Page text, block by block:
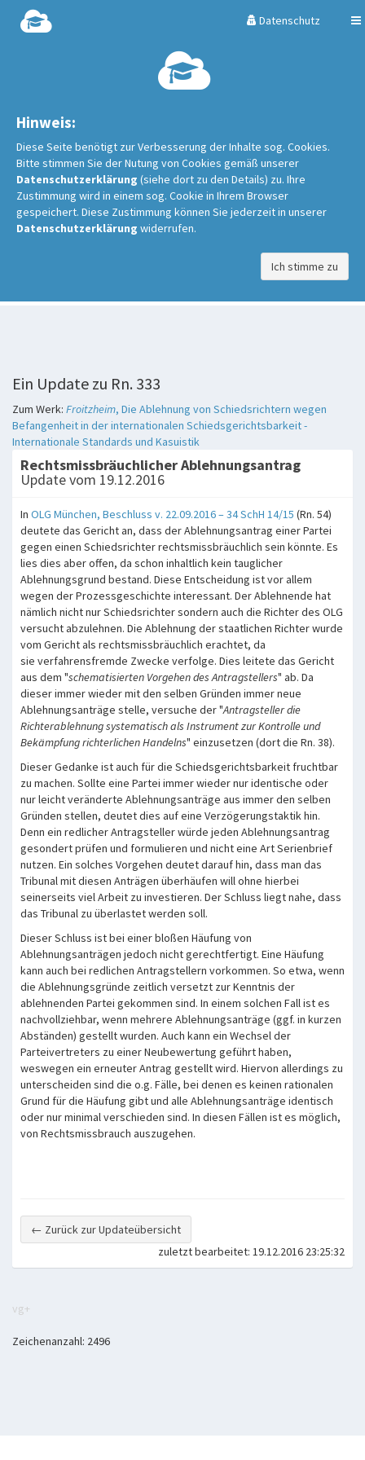
Hinweis:
Diese Seite benötigt zur Verbesserung der Inhalte sog. Cookies.
Bitte stimmen Sie der Nutung von Cookies gemäß unserer
Datenschutzerklärung (siehe dort zu den Details) zu. Ihre
Zustimmung wird in einem sog. Cookie in Ihrem Browser
gespeichert. Diese Zustimmung können Sie jederzeit in unserer
Datenschutzerklärung widerrufen.
Ich stimme zu
Datenschutz
Ein Update zu Rn. 333
Zum Werk: Froitzheim, Die Ablehnung von Schiedsrichtern wegen
Befangenheit in der internationalen Schiedsgerichtsbarkeit -
Internationale Standards und Kasuistik
Rechtsmissbräuchlicher Ablehnungsantrag
Update vom 19.12.2016
In OLG München, Beschluss v. 22.09.2016 – 34 SchH 14/15 (Rn. 54)
deutete das Gericht an, dass der Ablehnungsantrag einer Partei
gegen einen Schiedsrichter rechtsmissbräuchlich sein könnte. Es
lies dies aber offen, da schon inhaltlich kein tauglicher
Ablehnungsgrund bestand. Diese Entscheidung ist vor allem
wegen der Prozessgeschichte interessant. Der Ablehnende hat
nämlich nicht nur Schiedsrichter sondern auch die Richter des OLG
versucht abzulehnen. Die Ablehnung der staatlichen Richter wurde
vom Gericht als rechtsmissbräuchlich erachtet, da
sie verfahrensfremde Zwecke verfolge. Dies leitete das Gericht
aus dem "schematisierten Vorgehen des Antragstellers" ab. Da
dieser immer wieder mit den selben Gründen immer neue
Ablehnungsanträge stelle, versuche der "Antragsteller die
Richterablehnung systematisch als Instrument zur Kontrolle und
Bekämpfung richterlichen Handelns" einzusetzen (dort die Rn. 38).
Dieser Gedanke ist auch für die Schiedsgerichtsbarkeit fruchtbar
zu machen. Sollte eine Partei immer wieder nur identische oder
nur leicht veränderte Ablehnungsanträge aus immer den selben
Gründen stellen, deutet dies auf eine Verzögerungstaktik hin.
Denn ein redlicher Antragsteller würde jeden Ablehnungsantrag
gesondert prüfen und formulieren und nicht eine Art Serienbrief
nutzen. Ein solches Vorgehen deutet darauf hin, dass man das
Tribunal mit diesen Anträgen überhäufen will ohne hierbei
seinerseits viel Arbeit zu investieren. Der Schluss liegt nahe, dass
das Tribunal zu überlastet werden soll.
Dieser Schluss ist bei einer bloßen Häufung von
Ablehnungsanträgen jedoch nicht gerechtfertigt. Eine Häufung
kann auch bei redlichen Antragstellern vorkommen. So etwa, wenn
die Ablehnungsgründe zeitlich versetzt zur Kenntnis der
ablehnenden Partei gekommen sind. In einem solchen Fall ist es
nachvollziehbar, wenn mehrere Ablehnungsanträge (ggf. in kurzen
Abständen) gestellt wurden. Auch kann ein Wechsel der
Parteivertreters zu einer Neubewertung geführt haben,
weswegen ein erneuter Antrag gestellt wird. Hiervon allerdings zu
unterscheiden sind die o.g. Fälle, bei denen es keinen rationalen
Grund für die Häufung gibt und alle Ablehnungsanträge identisch
oder nur minimal verschieden sind. In diesen Fällen ist es möglich,
von Rechtsmissbrauch auszugehen.
← Zurück zur Updateübersicht
zuletzt bearbeitet: 19.12.2016 23:25:32
vg+
Zeichenanzahl: 2496